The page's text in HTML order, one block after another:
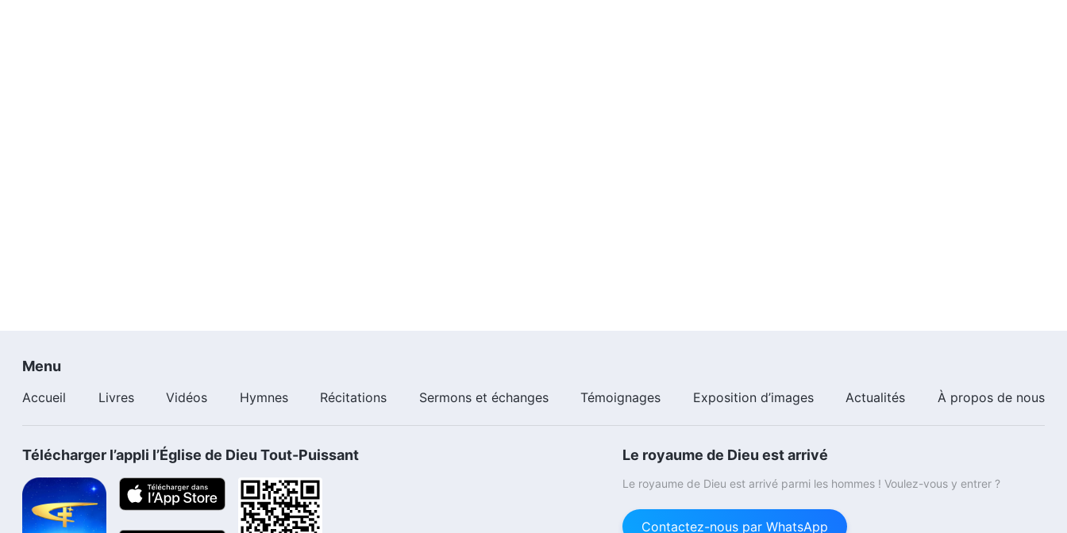
Menu
Accueil Livres Vidéos Hymnes Récitations Sermons et échanges Témoignages Exposition d’images Actualités À propos de nous
Télécharger l’appli l’Église de Dieu Tout-Puissant Le royaume de Dieu est arrivé
Le royaume de Dieu est arrivé parmi les hommes ! Voulez-vous y entrer ?
Contactez-nous par WhatsApp